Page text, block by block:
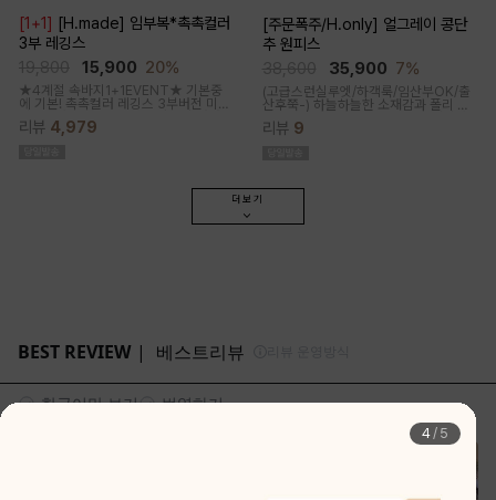
[1+1] [H.made] 임부복*촉촉컬러
3부 레깅스
15,900 20%
★4계절 속바지1+1EVENT★ 기본중
에 기본! 촉촉컬러 레깅스 3부버전 미니
원피스나 스커트안에 쏙~사계절 내내
필수템인 3부 속바지쫀쫀한 신축성으로
리뷰 4,979
[주문폭주/H.only] 얼그레이 콩단
추 원피스
35,900 7%
(고급스런실루엣/하객룩/임산부OK/출
산후쭉-) 하늘하늘한 소재감과 폴리 원
단의 부드러운 터치감으로 걸을때마다
우아하고 A라인으로 롱하게 떨어지는
리뷰 9
더보기
4 / 5